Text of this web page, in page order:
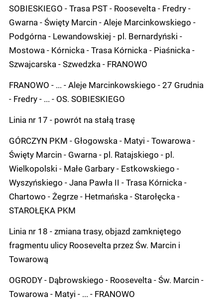
SOBIESKIEGO - Trasa PST - Roosevelta - Fredry -
Gwarna - Święty Marcin - Aleje Marcinkowskiego -
Podgórna - Lewandowskiej - pl. Bernardyński -
Mostowa - Kórnicka - Trasa Kórnicka - Piaśnicka -
Szwajcarska - Szwedzka - FRANOWO
FRANOWO - ... - Aleje Marcinkowskiego - 27 Grudnia
- Fredry - ... - OS. SOBIESKIEGO
Linia nr 17 - powrót na stałą trasę
GÓRCZYN PKM - Głogowska - Matyi - Towarowa -
Święty Marcin - Gwarna - pl. Ratajskiego - pl.
Wielkopolski - Małe Garbary - Estkowskiego -
Wyszyńskiego - Jana Pawła II - Trasa Kórnicka -
Chartowo - Żegrze - Hetmańska - Starołęcka -
STAROŁĘKA PKM
Linia nr 18 - zmiana trasy, objazd zamkniętego
fragmentu ulicy Roosevelta przez Św. Marcin i
Towarową
OGRODY - Dąbrowskiego - Roosevelta - Św. Marcin -
Towarowa - Matyi - ... - FRANOWO